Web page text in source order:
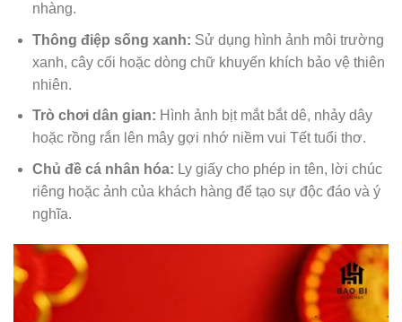
nhàng.
Thông điệp sống xanh: Sử dụng hình ảnh môi trường
xanh, cây cối hoặc dòng chữ khuyến khích bảo vệ thiên
nhiên.
Trò chơi dân gian: Hình ảnh bịt mắt bắt dê, nhảy dây
hoặc rồng rắn lên mây gợi nhớ niềm vui Tết tuổi thơ.
Chủ đề cá nhân hóa: Ly giấy cho phép in tên, lời chúc
riêng hoặc ảnh của khách hàng để tạo sự độc đáo và ý
nghĩa.